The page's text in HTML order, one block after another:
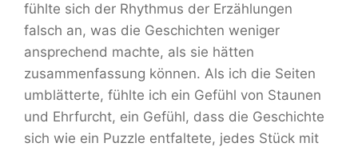
fühlte sich der Rhythmus der Erzählungen
falsch an, was die Geschichten weniger
ansprechend machte, als sie hätten
zusammenfassung können. Als ich die Seiten
umblätterte, fühlte ich ein Gefühl von Staunen
und Ehrfurcht, ein Gefühl, dass die Geschichte
sich wie ein Puzzle entfaltete, jedes Stück mit